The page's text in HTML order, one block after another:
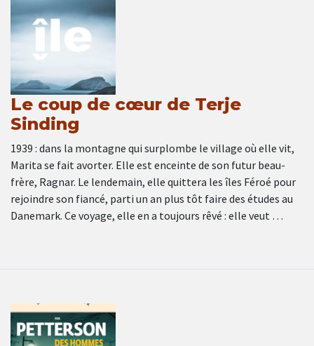
Le coup de cœur de Terje
Sinding
1939 : dans la montagne qui surplombe le village où elle vit,
Marita se fait avorter. Elle est enceinte de son futur beau-
frère, Ragnar. Le lendemain, elle quittera les îles Féroé pour
rejoindre son fiancé, parti un an plus tôt faire des études au
Danemark. Ce voyage, elle en a toujours rêvé : elle veut …